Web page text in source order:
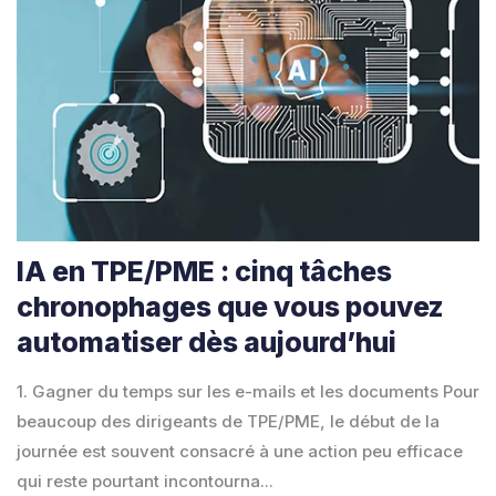
IA en TPE/PME : cinq tâches
chronophages que vous pouvez
automatiser dès aujourd’hui
1. Gagner du temps sur les e-mails et les documents Pour
beaucoup des dirigeants de TPE/PME, le début de la
journée est souvent consacré à une action peu efficace
qui reste pourtant incontourna...